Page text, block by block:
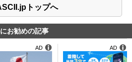
トップへ
お勧めの記事
AD AD